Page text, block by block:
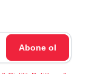
Abone ol